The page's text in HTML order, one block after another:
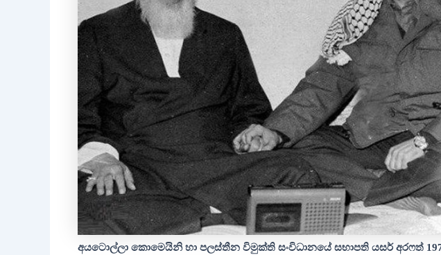
අයටොල්ලා කොමෙයිනි හා පලස්තීන විමුක්ති සංවිධානයේ සභාපති යසර් අරෆත්